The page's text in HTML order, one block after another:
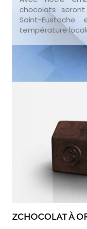
chocolats
Saint-
température
ZCHOCOLAT À